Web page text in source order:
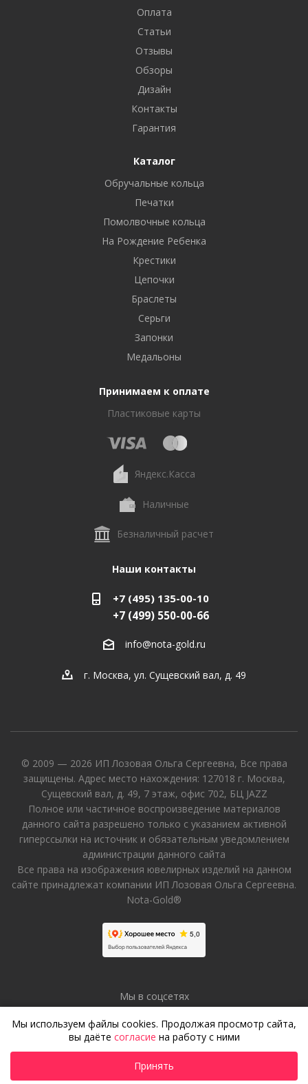
Оплата
Статьи
Отзывы
Обзоры
Дизайн
Контакты
Гарантия
Каталог
Обручальные кольца
Печатки
Помолвочные кольца
На Рождение Ребенка
Крестики
Цепочки
Браслеты
Серьги
Запонки
Медальоны
Принимаем к оплате
Пластиковые карты
Яндекс.Касса
Наличные
Безналичный расчет
Наши контакты
+7 (495) 135-00-10
+7 (499) 550-00-66
info@nota-gold.ru
г. Москва, ул. Сущевский вал, д. 49
© 2009 — 2026 ИП Лозовая Ольга Сергеевна, Все права
защищены. Адрес место нахождения: 127018 г. Москва,
Сущевский вал, д. 49, 7 этаж, офис 702, БЦ JAZZ
Полное или частичное воспроизведение материалов
данного сайта разрешено только с указанием активной
гиперссылки на источник и обязательным уведомлением
администрации данного сайта
Все права на изображения ювелирных изделий на данном
сайте принадлежат компании ИП Лозовая Ольга Сергеевна.
Nota-Gold®
Мы в соцсетях
Мы используем файлы cookies. Продолжая просмотр сайта,
вы даёте согласие на работу с ними
Принять